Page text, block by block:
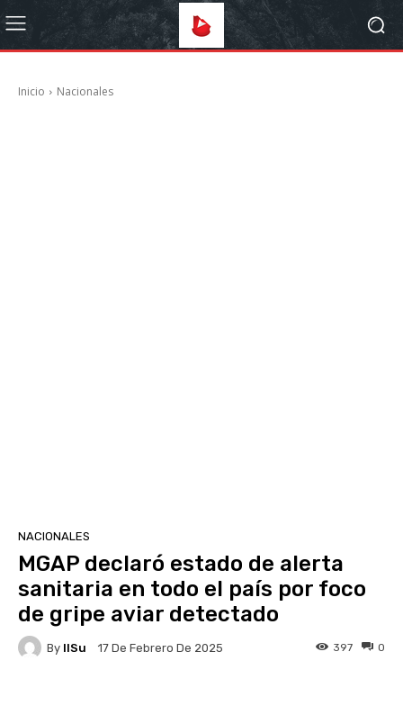
Inicio Nacionales
NACIONALES
MGAP declaró estado de alerta
sanitaria en todo el país por foco
de gripe aviar detectado
By IlSu 17 De Febrero De 2025 0
397